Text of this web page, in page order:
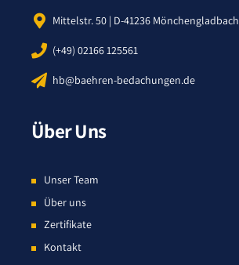
Mittelstr. 50 | D-41236 Mönchengladbach
(+49) 02166 125561
hb@baehren-bedachungen.de
Über Uns
Unser Team
Über uns
Zertifikate
Kontakt